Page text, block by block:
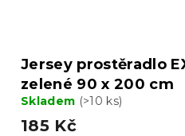
Jersey prostěradlo
zelené 90 x 200 cm
Skladem (>10 ks)
185 Kč